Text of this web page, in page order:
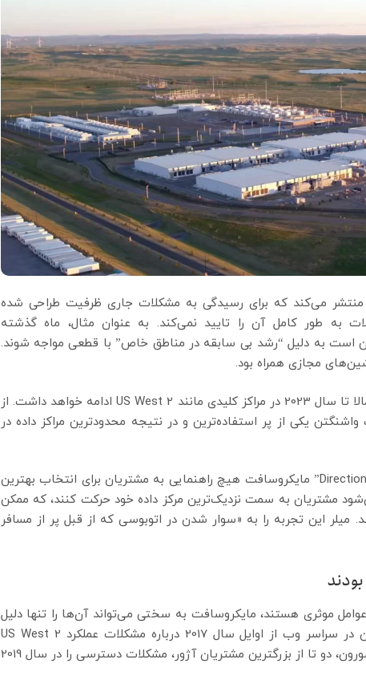
منتشر می‌کند که برای رسیدگی به مشکلات جاری ظرفیت طراحی شده
به طور کامل آن را تایید نمی‌کند. به عنوان مثال، ماه گذشته
است به دلیل “رشد بی سابقه در مناطق خاص” با قطعی مواجه شوند.
مجازی همراه بود.
نمایندگان شرکت اظهار داشتند که این کمبود احتمالا تا سال 2023 در مراکز کلیدی مانند US West 2 ادامه خواهد داشت. از
2007، مرکز داده ایالت واشنگتن یکی از پر استفاده‌ترین و در نتیجه محدودترین مراکز داده در
طبق گزارش وس میلر کارشناس “Directions on Microsoft” مایکروسافت هیچ راهنمایی به مشتریان برای انتخاب بهترین
مشتریان به سمت نزدیک‌ترین مرکز داده خود حرکت کنند، که ممکن
این تجربه را به «سوار شدن در اتوبوسی که از قبل پر از مسافر
موثری هستند، مایکروسافت به سختی می‌تواند آن‌ها را تنها دلیل
مشکلات فعلی خود توجیه کند. مشتریان و کاربران در سراسر وب از اوایل سال 2017 درباره مشکلات عملکرد US West 2
صحبت می‌کردند. همچنین شرکت‌های والمارت و شورون، دو تا از بزرگترین مشتریان آژور، مشکلات دسترسی را در سال 2019